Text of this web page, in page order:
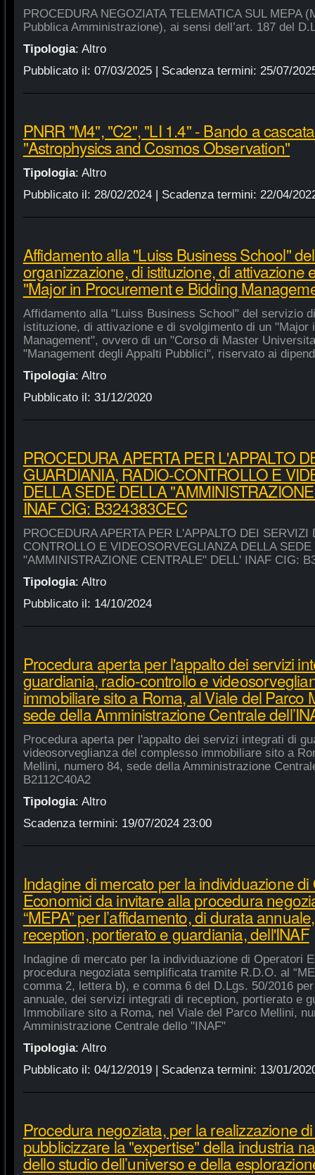
PROCEDURA NEGOZIATA TELEMATICA SUL MEPA
Pubblica Amministrazione), ai sensi dell’art. 187 del
Tipologia: Altro
Pubblicato il: 07/03/2025| Scadenza termini: 25/07/
PNRR "M4", "C2", "LI 1.4" - Bando a
"Astrophysics and Cosmos Observation"
Tipologia: Altro
Pubblicato il: 28/02/2024| Scadenza termini: 22/04/
Affidamento alla "Luiss Business School"
organizzazione, di istituzione, di attivazione
"Major in Procurement e Bidding
Affidamento alla "Luiss Business School" del servizio
istituzione, di attivazione e di svolgimento di un "Major
Management", ovvero di un "Corso di Master
"Management degli Appalti Pubblici", riservato ai
Tipologia: Altro
Pubblicato il: 31/12/2020
PROCEDURA APERTA PER L'APPALTO
GUARDIANIA, RADIO-CONTROLLO E
DELLA SEDE DELLA
INAF CIG: B324383CEC
PROCEDURA APERTA PER L'APPALTO DEI
CONTROLLO E VIDEOSORVEGLIANZA DELLA SEDE
"AMMINISTRAZIONE CENTRALE" DELL' INAF CIG:
Tipologia: Altro
Pubblicato il: 14/10/2024
Procedura aperta per l'appalto dei servizi
guardiania, radio-controllo e
immobiliare sito a Roma, al Viale del Parco
sede della Amministrazione Centrale
Procedura aperta per l'appalto dei servizi integrati di
videosorveglianza del complesso immobiliare sito a
Mellini, numero 84, sede della Amministrazione
B2112C40A2
Tipologia: Altro
Scadenza termini: 19/07/2024 23:00
Indagine di mercato per la individuazione
Economici da invitare alla procedura
“MEPA” per l’affidamento, di durata
reception, portierato e guardiania, dell'INAF
Indagine di mercato per la individuazione di Operatori
procedura negoziata semplificata tramite R.D.O. al
comma 2, lettera b), e comma 6 del D.Lgs. 50/2016
annuale, dei servizi integrati di reception, portierato e
Immobiliare sito a Roma, nel Viale del Parco Mellini,
Amministrazione Centrale dello "INAF"
Tipologia: Altro
Pubblicato il: 04/12/2019| Scadenza termini: 13/01/
Procedura negoziata, per la realizzazione
pubblicizzare la "expertise" della industria
dello studio dell’universo e della